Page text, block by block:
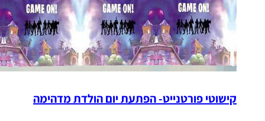
קישוטי פורטנייט- הפתעת יום הולדת מדהימה